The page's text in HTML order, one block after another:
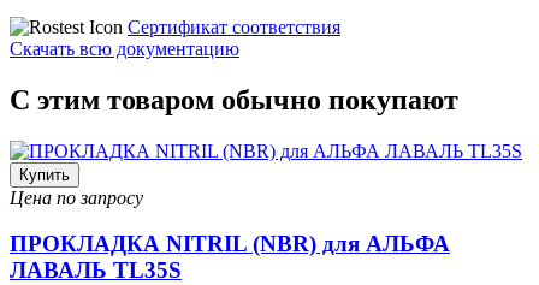
Сертификат соответствия
Скачать всю документацию
С этим товаром обычно покупают
Купить
Цена по запросу
ПРОКЛАДКА NITRIL (NBR) для АЛЬФА
ЛАВАЛЬ TL35S